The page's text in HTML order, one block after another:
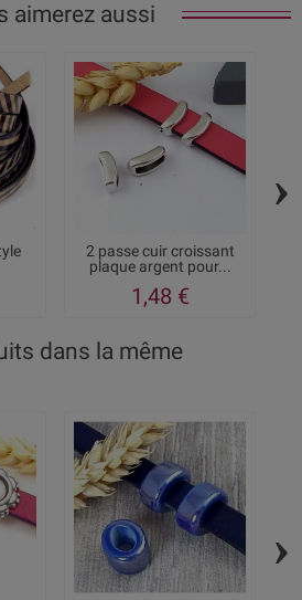
aimerez aussi
2 passe cuir croissant
plaque argent pour...
1,48 €
›
dans la même
›